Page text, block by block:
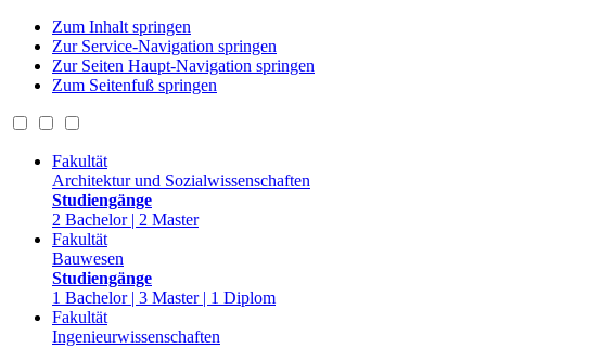
Zum Inhalt springen
Zur Service-Navigation springen
Zur Seiten Haupt-Navigation springen
Zum Seitenfuß springen
Fakultät
Architektur und Sozialwissenschaften
Studiengänge
2 Bachelor | 2 Master
Fakultät
Bauwesen
Studiengänge
1 Bachelor | 3 Master | 1 Diplom
Fakultät
Ingenieurwissenschaften